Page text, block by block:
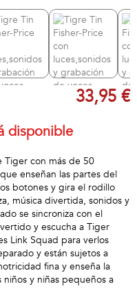
33,95 €
disponible
con más de 50
enseñan las partes del
botones y gira el rodillo
música divertida, sonidos y
se sincroniza con el
y escucha a Tiger
Link Squad para verlos
y están sujetos a
fina y enseña la
y niñas pequeños a